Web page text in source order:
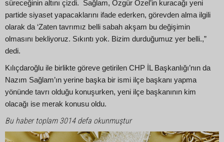
süreceğinin altını çizdi. Sağlam, Özgür Özel’in kuracağı yeni
partide siyaset yapacaklarını ifade ederken, görevden alma ilgili
olarak da ‘Zaten tavrımız belli sabah akşam bu değişimin
olmasını bekliyoruz. Sıkıntı yok. Bizim durduğumuz yer belli.,”
dedi.
Kılıçdaroğlu ile birlikte göreve getirilen CHP İL Başkanlığı’nın da
Nazım Sağlam’ın yerine başka bir ismi ilçe başkanı yapma
yönünde tavrı olduğu konuşurken, yeni ilçe başkanının kim
olacağı ise merak konusu oldu.
Bu haber toplam 3014 defa okunmuştur